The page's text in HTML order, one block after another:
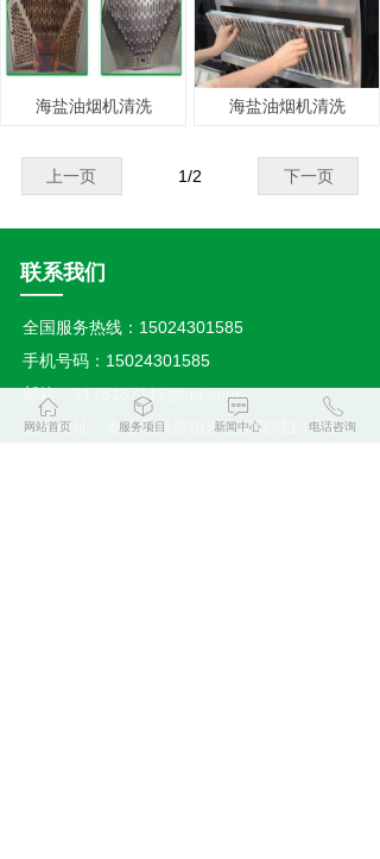
海盐油烟机清洗 海盐油烟机清洗
上一页 下一页
1/2
ꀇ
网站首页
ꁦ
服务项目
ꁳ
新闻中心
ꂅ
电话咨询
联系我们
——
全国服务热线：15024301585
手机号码：15024301585
邮箱：3178167116@qq.com
公司地址：海盐县武原街道宜家花城13号楼